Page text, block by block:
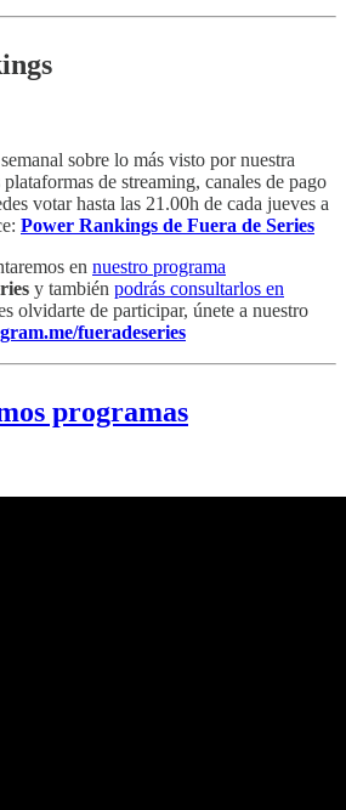
sobre lo más visto por nuestra
de streaming, canales de pago
votar hasta las 21.00h de cada jueves a
Power Rankings de Fuera de Series
en nuestro programa
y también podrás consultarlos en
olvidarte de participar, únete a nuestro
fueradeseries
programas